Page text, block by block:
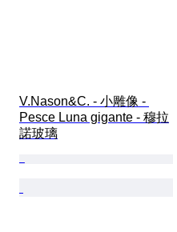
V.Nason&C. - 小雕像 -
Pesce Luna gigante - 穆拉
諾玻璃